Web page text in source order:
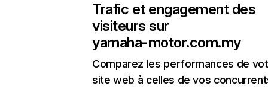
Trafic et engagement des
visiteurs sur
yamaha-motor.com.my
Comparez les performances de
site web à celles de vos